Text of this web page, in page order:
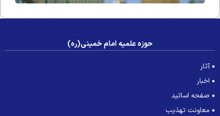
حوزه علمیه امام خمینی(ره)
آثار
اخبار
صفحه اساتید
معاونت تهذیب